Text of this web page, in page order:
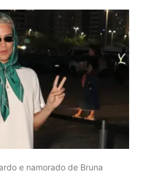
e namorado de Bruna